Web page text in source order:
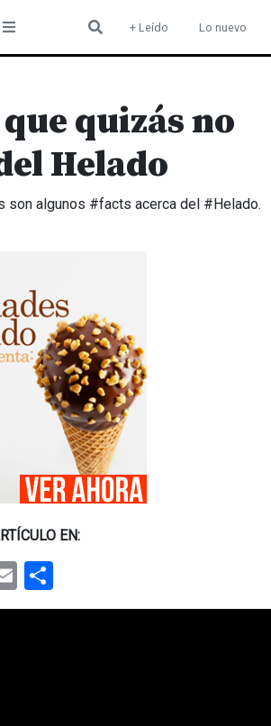
+ Leído Lo nuevo
quizás no
Helado
son algunos #facts acerca del #Helado.
EN:
Email